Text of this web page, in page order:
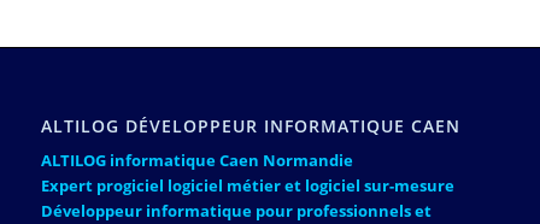
ALTILOG DÉVELOPPEUR INFORMATIQUE CAEN
ALTILOG informatique Caen Normandie
Expert progiciel logiciel métier et logiciel sur-mesure
Développeur informatique pour professionnels et